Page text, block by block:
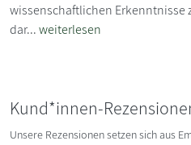
wissenschaftlichen Erkenntnisse
dar...weiterlesen
Kund*innen-
Unsere Rezensionen setzen sich aus